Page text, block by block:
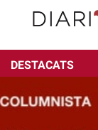
DESTACATS